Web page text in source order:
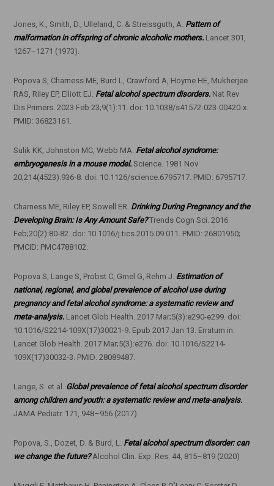
Jones, K., Smith, D., Ulleland, C. & Streissguth, A. Pattern of
malformation in offspring of chronic alcoholic mothers.Lancet 301,
1267–1271 (1973).
Popova S, Charness ME, Burd L, Crawford A, Hoyme HE, Mukherjee
RAS, Riley EP, Elliott EJ. Fetal alcohol spectrum disorders.Nat Rev
Dis Primers. 2023 Feb 23;9(1):11. doi: 10.1038/s41572-023-00420-x.
PMID: 36823161.
Sulik KK, Johnston MC, Webb MA. Fetal alcohol syndrome:
embryogenesis in a mouse model.Science. 1981 Nov
20;214(4523):936-8. doi: 10.1126/science.6795717. PMID: 6795717.
Charness ME, Riley EP, Sowell ER. Drinking During Pregnancy and the
Developing Brain: Is Any Amount Safe? Trends Cogn Sci. 2016
Feb;20(2):80-82. doi: 10.1016/j.tics.2015.09.011. PMID: 26801950;
PMCID: PMC4788102.
Popova S, Lange S, Probst C, Gmel G, Rehm J. Estimation of
national, regional, and global prevalence of alcohol use during
pregnancy and fetal alcohol syndrome: a systematic review and
meta-analysis. Lancet Glob Health. 2017 Mar;5(3):e290-e299. doi:
10.1016/S2214-109X(17)30021-9. Epub 2017 Jan 13. Erratum in:
Lancet Glob Health. 2017 Mar;5(3):e276. doi: 10.1016/S2214-
109X(17)30032-3. PMID: 28089487.
Lange, S. et al. Global prevalence of fetal alcohol spectrum disorder
among children and youth: a systematic review and meta-analysis.
JAMA Pediatr. 171, 948–956 (2017)
Popova, S., Dozet, D. & Burd, L. Fetal alcohol spectrum disorder: can
we change the future?Alcohol Clin. Exp. Res. 44, 815–819 (2020)